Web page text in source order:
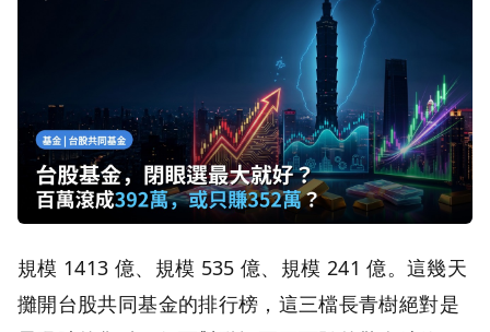
規模 1413 億、規模 535 億、規模 241 億。這幾天
攤開台股共同基金的排行榜，這三檔長青樹絕對是